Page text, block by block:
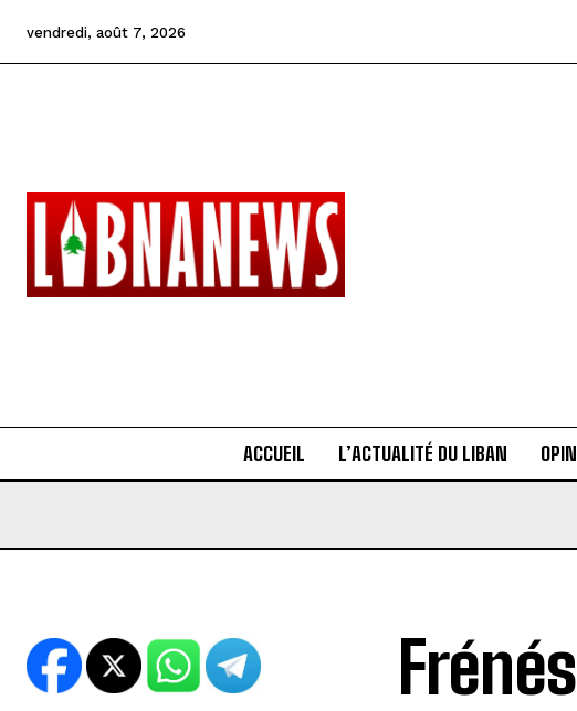
vendredi, août 7, 2026
ACCUEIL L’ACTUALITÉ DU LIBAN